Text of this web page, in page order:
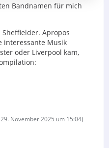
Bandnamen für mich
Apropos
interessante Musik
oder Liverpool kam,
29. November 2025 um 15:04)